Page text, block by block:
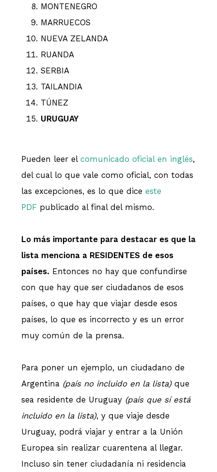
MONTENEGRO
MARRUECOS
NUEVA ZELANDA
RUANDA
SERBIA
TAILANDIA
TÚNEZ
URUGUAY
Pueden leer el comunicado oficial en inglés,
del cual lo que vale como oficial, con todas
las excepciones, es lo que dice este
PDF publicado al final del mismo.
Lo más importante para destacar es que la
lista menciona a RESIDENTES de esos
países. Entonces no hay que confundirse
con que hay que ser ciudadanos de esos
países, o que hay que viajar desde esos
países, lo que es incorrecto y es un error
muy común de la prensa.
Para poner un ejemplo, un ciudadano de
Argentina (país no incluido en la lista)que
sea residente de Uruguay (país que sí está
incluido en la lista), y que viaje desde
Uruguay, podrá viajar y entrar a la Unión
Europea sin realizar cuarentena al llegar.
Incluso sin tener ciudadanía ni residencia